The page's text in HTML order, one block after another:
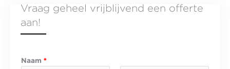
Vraag geheel vrijblijvend een offerte
aan!
Naam *